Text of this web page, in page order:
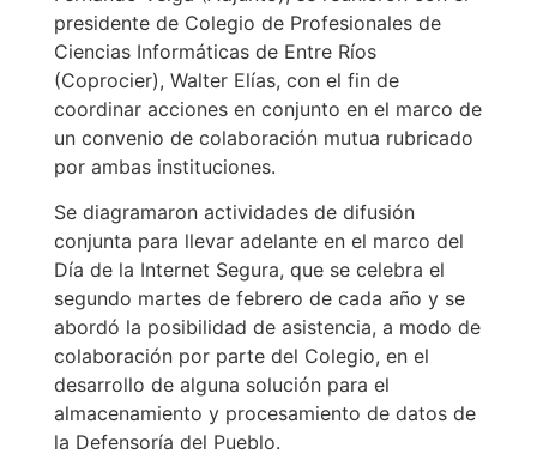
presidente de Colegio de Profesionales de
Ciencias Informáticas de Entre Ríos
(Coprocier), Walter Elías, con el fin de
coordinar acciones en conjunto en el marco de
un convenio de colaboración mutua rubricado
por ambas instituciones.
Se diagramaron actividades de difusión
conjunta para llevar adelante en el marco del
Día de la Internet Segura, que se celebra el
segundo martes de febrero de cada año y se
abordó la posibilidad de asistencia, a modo de
colaboración por parte del Colegio, en el
desarrollo de alguna solución para el
almacenamiento y procesamiento de datos de
la Defensoría del Pueblo.